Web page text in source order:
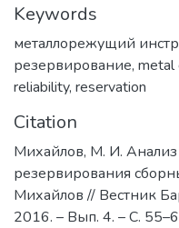
Keywords
металлорежущий
резервирование, metal
reliability, reservation
Citation
Михайлов, М. И. Анализ
резервирования
Михайлов // Вестник
2016. – Вып. 4. – С.